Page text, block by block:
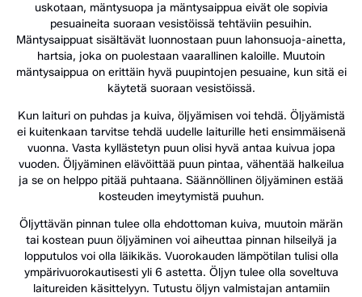
uskotaan, mäntysuopa ja mäntysaippua eivät ole sopivia
pesuaineita suoraan vesistöissä tehtäviin pesuihin.
Mäntysaippuat sisältävät luonnostaan puun lahonsuoja-ainetta,
hartsia, joka on puolestaan vaarallinen kaloille. Muutoin
mäntysaippua on erittäin hyvä puupintojen pesuaine, kun sitä ei
käytetä suoraan vesistöissä.
Kun laituri on puhdas ja kuiva, öljyämisen voi tehdä. Öljyämistä
ei kuitenkaan tarvitse tehdä uudelle laiturille heti ensimmäisenä
vuonna. Vasta kyllästetyn puun olisi hyvä antaa kuivua jopa
vuoden. Öljyäminen elävöittää puun pintaa, vähentää halkeilua
ja se on helppo pitää puhtaana. Säännöllinen öljyäminen estää
kosteuden imeytymistä puuhun.
Öljyttävän pinnan tulee olla ehdottoman kuiva, muutoin märän
tai kostean puun öljyäminen voi aiheuttaa pinnan hilseilyä ja
lopputulos voi olla läikikäs. Vuorokauden lämpötilan tulisi olla
ympärivuorokautisesti yli 6 astetta. Öljyn tulee olla soveltuva
laitureiden käsittelyyn. Tutustu öljyn valmistajan antamiin